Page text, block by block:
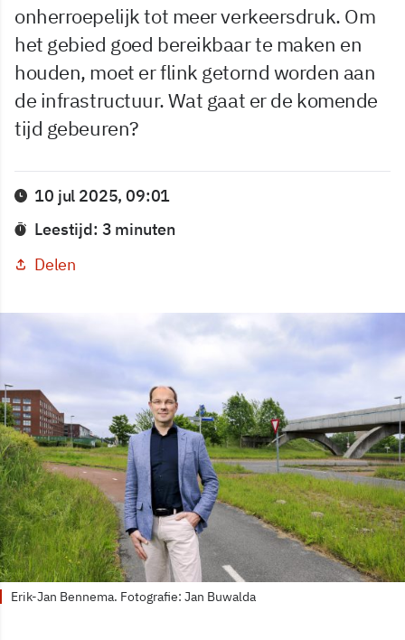
onherroepelijk tot meer verkeersdruk. Om
het gebied goed bereikbaar te maken en
houden, moet er flink getornd worden aan
de infrastructuur. Wat gaat er de komende
tijd gebeuren?
10 jul 2025, 09:01
Leestijd: 3 minuten
Delen
Erik-Jan Bennema. Fotografie: Jan Buwalda